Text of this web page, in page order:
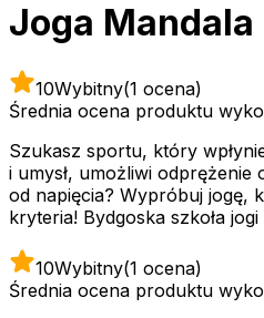
Joga Mandala
10Wybitny(1 ocena)
Średnia ocena produktu
Szukasz sportu, który
i umysł, umożliwi odprężenie
od napięcia? Wypróbuj jogę,
kryteria! Bydgoska szkoła jogi
10Wybitny(1 ocena)
Średnia ocena produktu